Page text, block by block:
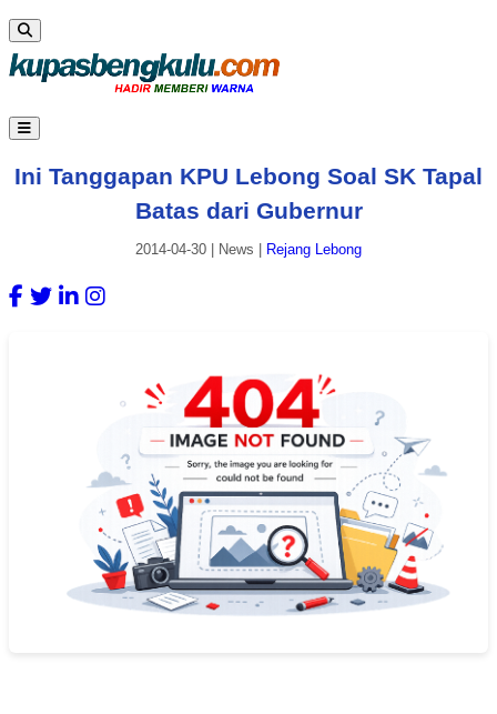
Ini Tanggapan KPU Lebong Soal SK Tapal
Batas dari Gubernur
2014-04-30 News Rejang Lebong